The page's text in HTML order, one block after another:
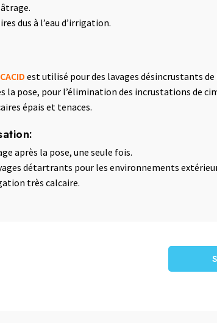
dus à l’eau d’irrigation.
est utilisé pour des lavages désincrustants de
la pose, pour l’élimination des incrustations de
épais et tenaces.
après la pose, une seule fois.
détartrants pour les environnements
très calcaire.